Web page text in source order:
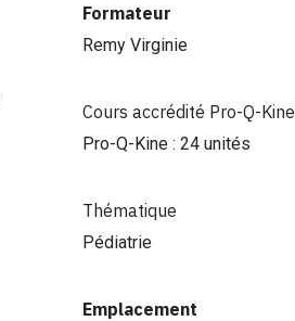
Formateur
Remy Virginie
Cours accrédité Pro-Q-Kine
Pro-Q-Kine : 24 unités
Thématique
Pédiatrie
Emplacement